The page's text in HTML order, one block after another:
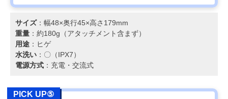
サイズ：幅48×奥行45×高さ179mm
重量 ：約180g（アタッチメント含まず）
用途 ：ヒゲ
水洗い ：〇（IPX7）
電源方式 ：充電・交流式
PICK UP⑤